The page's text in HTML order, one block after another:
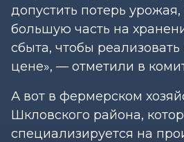
допустить потерь
большую часть на
сбыта, чтобы
цене», — отметили в
А вот в фермерском
Шкловского района,
специализируется на